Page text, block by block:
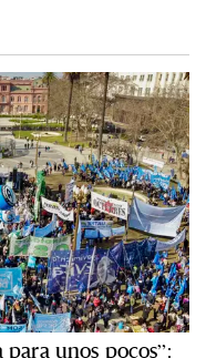
unos pocos”: